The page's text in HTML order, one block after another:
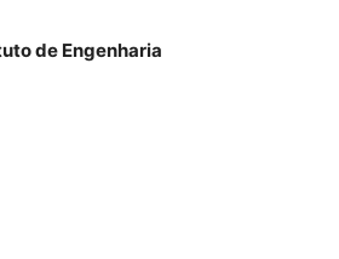
de Engenharia